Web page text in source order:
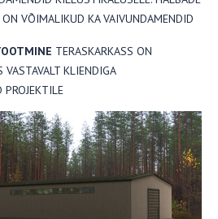
VÕIMALIKUD KA VAIVUNDAMENDID
TERASKARKASS ON
KLIENDIGA